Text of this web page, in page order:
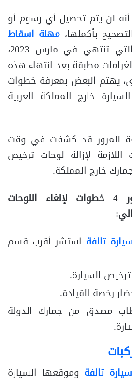
أنه لن يتم تحصيل أي رسوم أو
بأكملها، مهلة اسقاط
والتي تنتهي في مارس 2023،
مطبقة بعد انتهاء هذه
يهتم البعض بمعرفة خطوات
خارج المملكة العربية
للمرور قد كشفت في وقت
لإزالة لوحات ترخيص
خارج المملكة.
حددت حركة المرور 4 خطوات لإلغاء اللوحات
تالفة استشر أقرب قسم
السيارة.
رخصة القيادة.
مصدق من جمارك الدولة
تالفة وموقعها السيارة